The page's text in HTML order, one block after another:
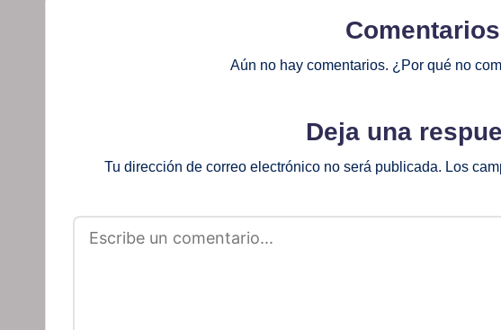
Comentarios
Aún no hay comentarios. ¿Por qué no
Deja una
Tu dirección de correo electrónico no será publicada. Los